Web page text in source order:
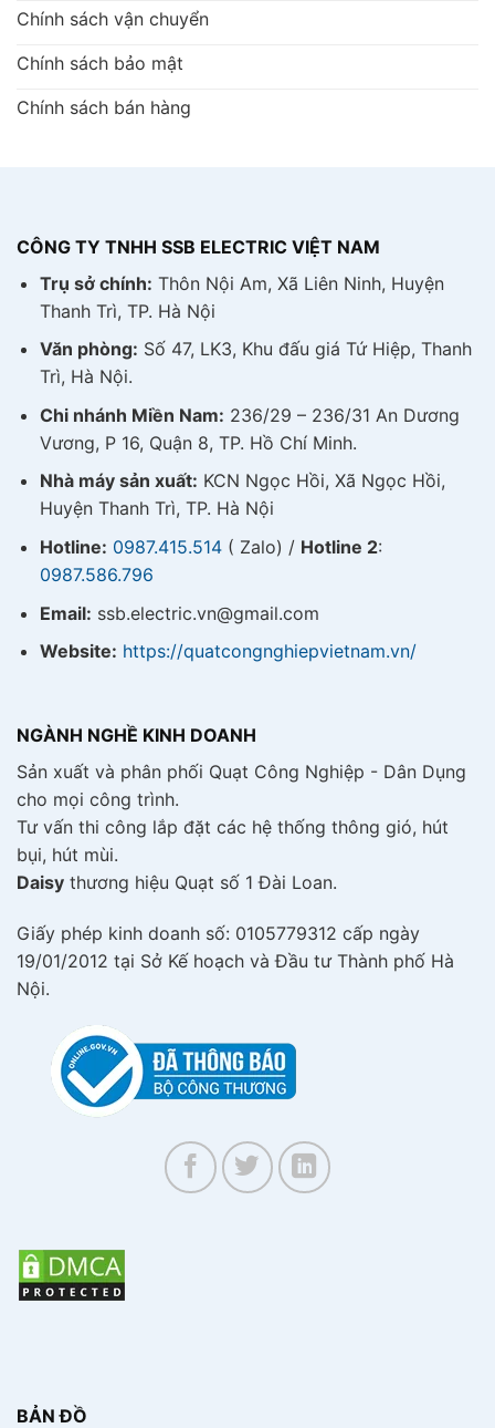
Chính sách vận chuyển
Chính sách bảo mật
Chính sách bán hàng
CÔNG TY TNHH SSB ELECTRIC VIỆT NAM
Trụ sở chính: Thôn Nội Am, Xã Liên Ninh, Huyện
Thanh Trì, TP. Hà Nội
Văn phòng: Số 47, LK3, Khu đấu giá Tứ Hiệp, Thanh
Trì, Hà Nội.
Chi nhánh Miền Nam: 236/29 – 236/31 An Dương
Vương, P 16, Quận 8, TP. Hồ Chí Minh.
Nhà máy sản xuất: KCN Ngọc Hồi, Xã Ngọc Hồi,
Huyện Thanh Trì, TP. Hà Nội
Hotline: 0987.415.514( Zalo) / Hotline 2:
0987.586.796
Email: ssb.electric.vn@gmail.com
Website: https://quatcongnghiepvietnam.vn/
NGÀNH NGHỀ KINH DOANH
Sản xuất và phân phối Quạt Công Nghiệp - Dân Dụng
cho mọi công trình.
Tư vấn thi công lắp đặt các hệ thống thông gió, hút
bụi, hút mùi.
Daisy thương hiệu Quạt số 1 Đài Loan.
Giấy phép kinh doanh số: 0105779312 cấp ngày
19/01/2012 tại Sở Kế hoạch và Đầu tư Thành phố Hà
Nội.
BẢN ĐỒ